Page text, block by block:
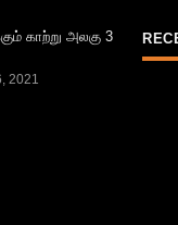
காற்று அலகு 3
2021